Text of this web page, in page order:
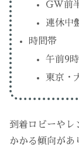
GW前
連休中
時間帯
午前9
東京・
到着ロビーやレ
かかる傾向があ